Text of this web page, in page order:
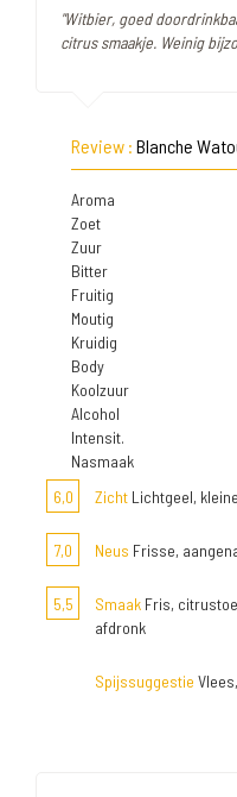
"Witbier, goed
citrus smaakje. Weinig
Review : Blanche
Aroma
Zoet
Zuur
Bitter
Fruitig
Moutig
Kruidig
Body
Koolzuur
Alcohol
Intensit.
Nasmaak
6,0
Zicht Lichtgeel,
7,0 Neus Frisse,
5,5 Smaak Fris,
afdronk
Spijssuggestie